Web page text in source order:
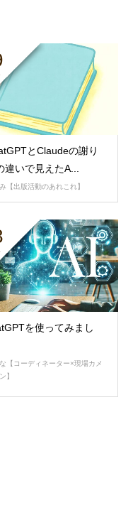
とClaudeの謝り
違いで見えたA...
【出版活動のあれこれ】
を使ってみまし
【コーディネーター×現場カメ
】